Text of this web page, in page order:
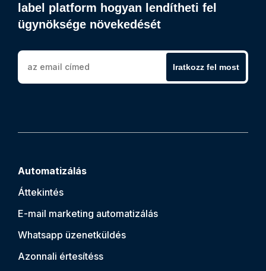
label platform hogyan lendítheti fel
ügynöksége növekedését
Iratkozz fel most
Automatizálás
Áttekintés
E-mail marketing automatizálás
Whatsapp üzenetküldés
Azonnali értesítéss